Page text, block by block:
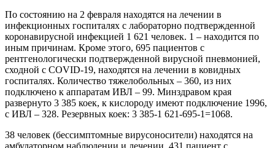
По состоянию на 2 февраля находятся на лечении в
инфекционных госпиталях с лабораторно подтвержденной
коронавирусной инфекцией 1 621 человек. 1 – находится по
иным причинам. Кроме этого, 695 пациентов с
рентгенологически подтвержденной вирусной пневмонией,
сходной с COVID-19, находятся на лечении в ковидных
госпиталях. Количество тяжелобольных – 360, из них
подключено к аппаратам ИВЛ – 99. Минздравом края
развернуто 3 385 коек, к кислороду имеют подключение 1996,
с ИВЛ – 328. Резервных коек: 3 385-1 621-695-1=1068.
38 человек (бессимптомные вирусоносители) находятся на